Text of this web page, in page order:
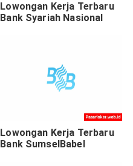
Lowongan Kerja Terbaru
Bank Syariah Nasional
Lowongan Kerja Terbaru
Bank SumselBabel